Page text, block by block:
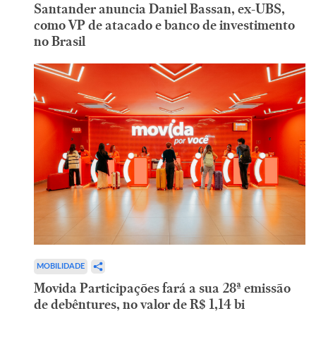
Santander anuncia Daniel Bassan, ex-UBS,
como VP de atacado e banco de investimento
no Brasil
MOBILIDADE
Movida Participações fará a sua 28ª emissão
de debêntures, no valor de R$ 1,14 bi